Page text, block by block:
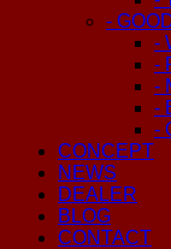
-
-
-
-
-
-
CONCEPT
NEWS
DEALER
BLOG
CONTACT